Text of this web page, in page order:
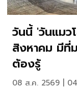
วันนี้ 'วันแมว
สิงหาคม มีที่
ต้องรู้
08 ส.ค. 2569 |